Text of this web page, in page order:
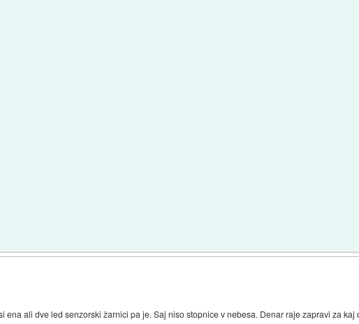
ena ali dve led senzorski žarnici pa je. Saj niso stopnice v nebesa. Denar raje zapravi za kaj